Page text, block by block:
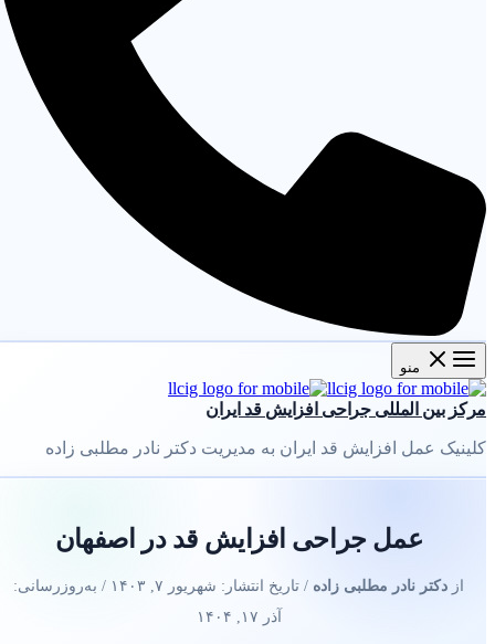
منو
مرکز بین المللی جراحی افزایش قد ایران
کلینیک عمل افزایش قد ایران به مدیریت دکتر نادر مطلبی زاده
عمل جراحی افزایش قد در اصفهان
دکتر نادر مطلبی زاده/ تاریخ انتشار: شهریور ۷, ۱۴۰۳
/ به‌روزرسانی:
آذر ۱۷, ۱۴۰۴